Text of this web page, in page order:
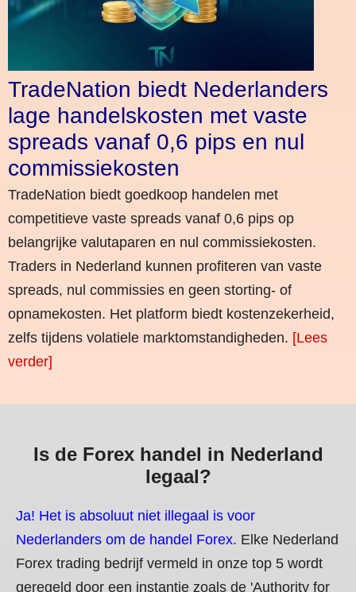
TradeNation biedt Nederlanders
lage handelskosten met vaste
spreads vanaf 0,6 pips en nul
commissiekosten
TradeNation biedt goedkoop handelen met
competitieve vaste spreads vanaf 0,6 pips op
belangrijke valutaparen en nul commissiekosten.
Traders in Nederland kunnen profiteren van vaste
spreads, nul commissies en geen storting- of
opnamekosten. Het platform biedt kostenzekerheid,
zelfs tijdens volatiele marktomstandigheden. [Lees
verder]
Is de Forex handel in Nederland
legaal?
Ja! Het is absoluut niet illegaal is voor
Nederlanders om de handel Forex. Elke Nederland
Forex trading bedrijf vermeld in onze top 5 wordt
geregeld door een instantie zoals de 'Authority for